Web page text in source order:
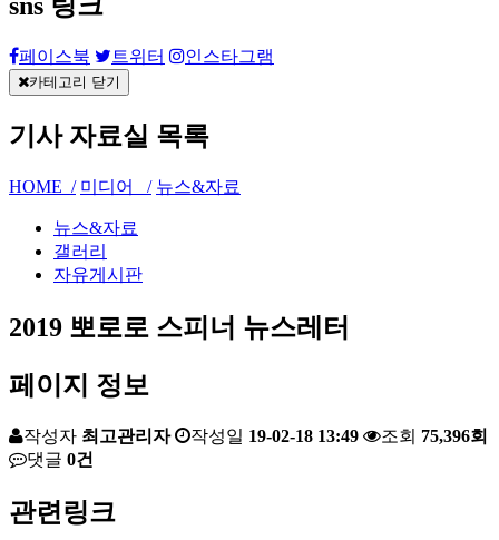
페이스북 트위터 인스타그램
카테고리 닫기
기사 자료실 목록
HOME / 미디어 / 뉴스&자료
뉴스&자료
갤러리
자유게시판
2019 뽀로로 스피너 뉴스레터
페이지 정보
작성자 최고관리자 작성일 19-02-18 13:49 조회 75,396회
댓글 0건
관련링크